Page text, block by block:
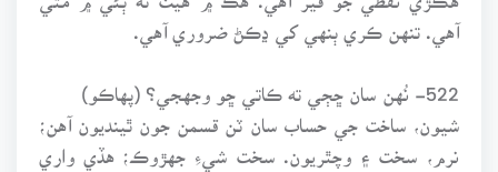
آهي. تنهن ڪري ٻنهي کي ڍڪڻ ضروري آهي.
522- نُهن سان ڇڄي ته ڪاتي ڇو وجهجي؟ (پهاڪو)
شيون، ساخت جي حساب سان ٽن قسمن جون ٿينديون آهن؛
نرم، سخت ۽ وچٿريون. سخت شيءِ جهڙوڪ؛ هڏي واري